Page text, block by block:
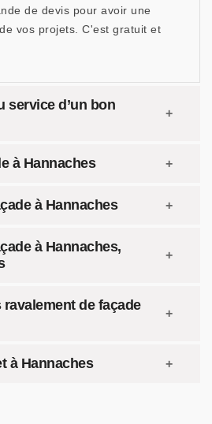
de devis pour avoir une
vos projets. C'est gratuit et
service d’un bon
à Hannaches
à Hannaches
à Hannaches,
de façade
à Hannaches